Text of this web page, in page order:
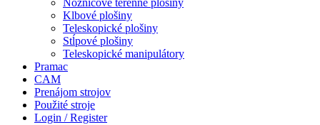
Nožnicové terénne plošiny
Klbové plošiny
Teleskopické plošiny
Stĺpové plošiny
Teleskopické manipulátory
Pramac
CAM
Prenájom strojov
Použité stroje
Login / Register